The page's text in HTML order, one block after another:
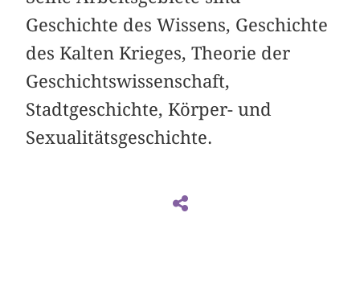
Geschichte des Wissens, Geschichte
des Kalten Krieges, Theorie der
Geschichtswissenschaft,
Stadtgeschichte, Körper- und
Sexualitätsgeschichte.